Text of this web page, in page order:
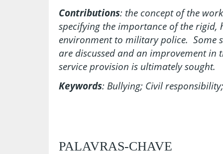
Contributions: the concept of the
specifying the importance of the rigid,
environment to military police. Some
are discussed and an improvement in
service provision is ultimately sought.
Keywords: Bullying; Civil
PALAVRAS-CHAVE